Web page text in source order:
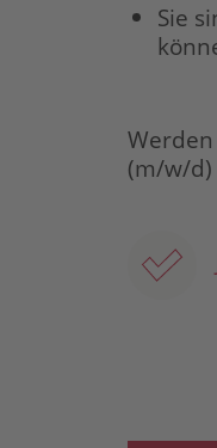
Sie
Werden
(m/w/